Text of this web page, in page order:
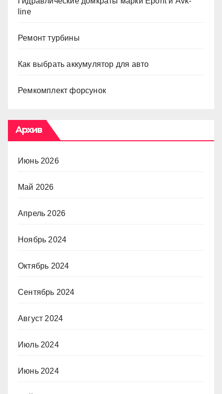
line
Ремонт турбины
Как выбрать аккумулятор для авто
Ремкомплект форсунок
Архив
Июнь 2026
Май 2026
Апрель 2026
Ноябрь 2024
Октябрь 2024
Сентябрь 2024
Август 2024
Июль 2024
Июнь 2024